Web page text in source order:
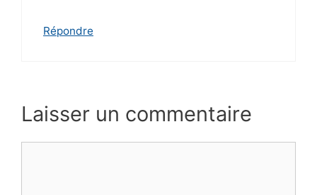
Répondre
Laisser un commentaire